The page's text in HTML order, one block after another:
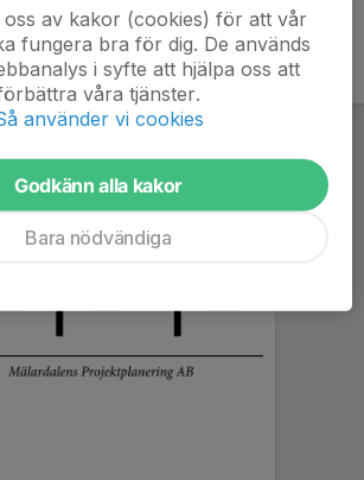
oss av kakor (cookies) för att vår
fungera bra för dig. De används
i syfte att hjälpa oss att
våra tjänster.
använder vi cookies
Godkänn alla kakor
Bara nödvändiga